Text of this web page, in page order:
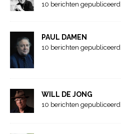
10 berichten gepubliceerd
PAUL DAMEN
10 berichten gepubliceerd
WILL DE JONG
10 berichten gepubliceerd